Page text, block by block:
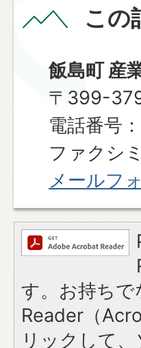
この
飯島町 産
〒399-
電話番号
ファクシ
メールフ
す。お持ち
Reader（
リックして